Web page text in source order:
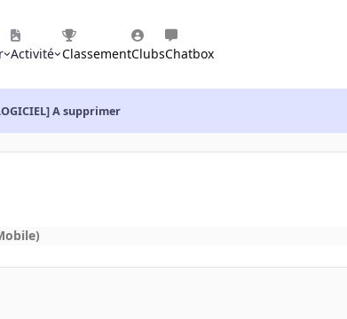
Activité ClassementClubsChatbox
A supprimer